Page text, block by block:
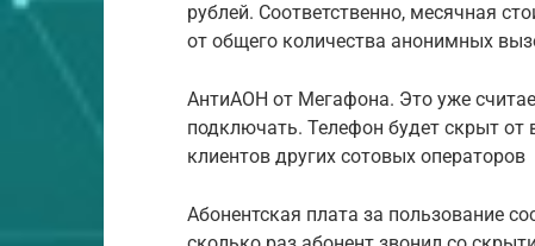
рублей. Соответственно, месячная
от общего количества анонимных
АнтиАОН от Мегафона. Это уже
подключать. Телефон будет скрыт от
клиентов других сотовых операторов
Абонентская плата за пользование